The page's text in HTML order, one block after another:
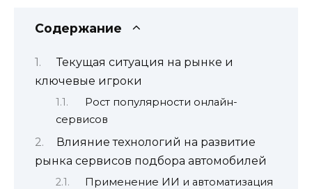
Содержание
Текущая ситуация на рынке и
ключевые игроки
Рост популярности онлайн-
сервисов
Влияние технологий на развитие
рынка сервисов подбора автомобилей
Применение ИИ и автоматизация